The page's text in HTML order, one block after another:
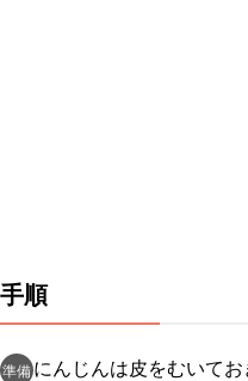
手順
準備 にんじんは皮をむいて